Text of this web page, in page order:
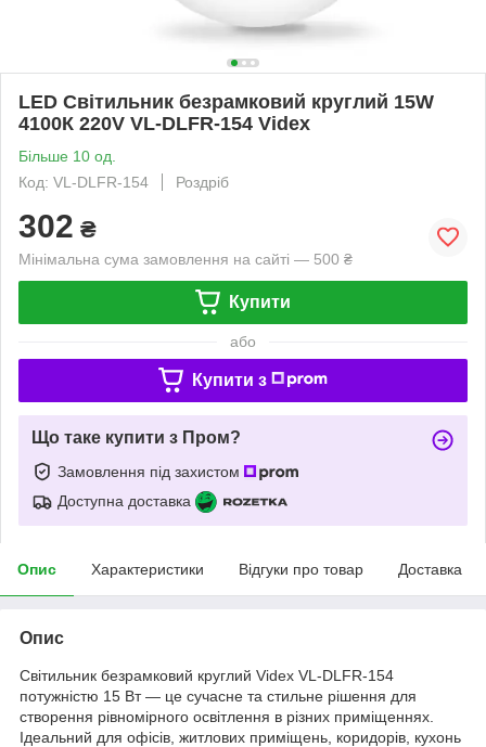
LED Світильник безрамковий круглий 15W
4100К 220V VL-DLFR-154 Videx
Більше 10 од.
Код: VL-DLFR-154
Роздріб
302 ₴
Мінімальна сума замовлення на сайті — 500 ₴
Купити
або
Купити з
Що таке купити з Пром?
Замовлення під захистом
Доступна доставка
Опис Характеристики Відгуки про товар Доставка
Опис
Світильник безрамковий круглий Videx VL-DLFR-154
потужністю 15 Вт — це сучасне та стильне рішення для
створення рівномірного освітлення в різних приміщеннях.
Ідеальний для офісів, житлових приміщень, коридорів, кухонь